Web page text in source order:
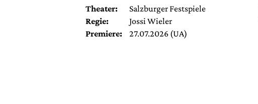
Theater:
Salzburger Festspiele
Regie:
Jossi Wieler
Premiere:
27.07.2026 (UA)